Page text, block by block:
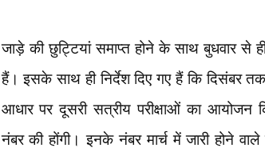
जाड़े की छुट्टियां समाप्त होने के साथ बुधवार से
हैं। इसके साथ ही निर्देश दिए गए हैं कि दिसंबर
आधार पर दूसरी सत्रीय परीक्षाओं का आयोजन
नंबर की होंगी। इनके नंबर मार्च में जारी होने